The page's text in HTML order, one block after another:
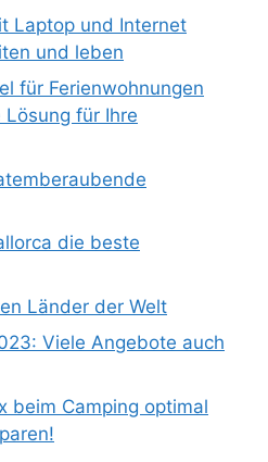
Laptop und Internet
und leben
für Ferienwohnungen
für Ihre
die beste
Länder der Welt
Viele Angebote auch
beim Camping optimal